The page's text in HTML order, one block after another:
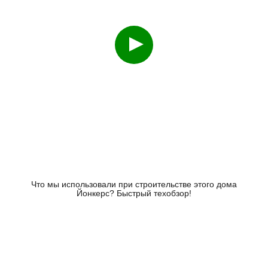
Смотреть
Что мы использовали при строительстве этого дома
Йонкерс? Быстрый техобзор!